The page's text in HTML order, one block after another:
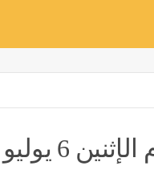
- المدينة برس